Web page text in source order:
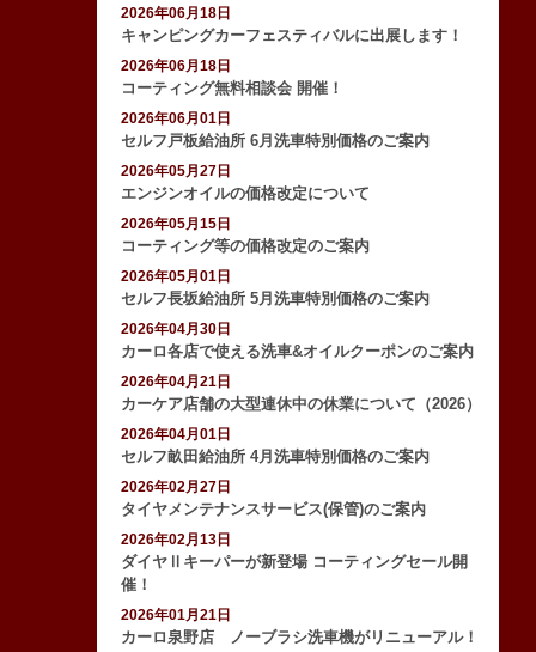
2026年06月18日
キャンピングカーフェスティバルに出展します！
2026年06月18日
コーティング無料相談会 開催！
2026年06月01日
セルフ戸板給油所 6月洗車特別価格のご案内
2026年05月27日
エンジンオイルの価格改定について
2026年05月15日
コーティング等の価格改定のご案内
2026年05月01日
セルフ長坂給油所 5月洗車特別価格のご案内
2026年04月30日
カーロ各店で使える洗車&オイルクーポンのご案内
2026年04月21日
カーケア店舗の大型連休中の休業について（2026）
2026年04月01日
セルフ畝田給油所 4月洗車特別価格のご案内
2026年02月27日
タイヤメンテナンスサービス(保管)のご案内
2026年02月13日
ダイヤⅡキーパーが新登場 コーティングセール開
催！
2026年01月21日
カーロ泉野店 ノーブラシ洗車機がリニューアル！